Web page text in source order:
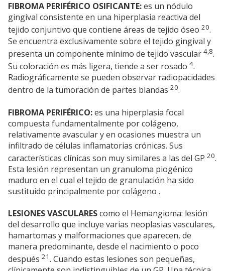
FIBROMA PERIFÉRICO OSIFICANTE:es un nódulo
gingival consistente en una hiperplasia reactiva del
tejido conjuntivo que contiene áreas de tejido óseo 20.
Se encuentra exclusivamente sobre el tejido gingival y
presenta un componente mínimo de tejido vascular 4,8.
Su coloración es más ligera, tiende a ser rosado 4.
Radiográficamente se pueden observar radiopacidades
dentro de la tumoración de partes blandas 20.
FIBROMA PERIFÉRICO:es una hiperplasia focal
compuesta fundamentalmente por colágeno,
relativamente avascular y en ocasiones muestra un
infiltrado de células inflamatorias crónicas. Sus
características clínicas son muy similares a las del GP 20.
Esta lesión representan un granuloma piogénico
maduro en el cual el tejido de granulación ha sido
sustituido principalmente por colágeno .
LESIONES VASCULAREScomo el Hemangioma: lesión
del desarrollo que incluye varias neoplasias vasculares,
hamartomas y malformaciones que aparecen, de
manera predominante, desde el nacimiento o poco
después 21. Cuando estas lesiones son pequeñas,